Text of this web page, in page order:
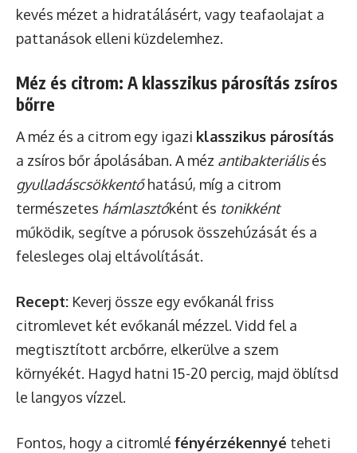
kevés mézet a hidratálásért, vagy teafaolajat a
pattanások elleni küzdelemhez.
Méz és citrom: A klasszikus párosítás zsíros
bőrre
A méz és a citrom egy igazi klasszikus párosítás
a zsíros bőr ápolásában. A méz antibakteriálisés
gyulladáscsökkentőhatású, míg a citrom
természetes hámlasztóként és tonikként
működik, segítve a pórusok összehúzását és a
felesleges olaj eltávolítását.
Recept: Keverj össze egy evőkanál friss
citromlevet két evőkanál mézzel. Vidd fel a
megtisztított arcbőrre, elkerülve a szem
környékét. Hagyd hatni 15-20 percig, majd öblítsd
le langyos vízzel.
Fontos, hogy a citromlé fényérzékennyé teheti